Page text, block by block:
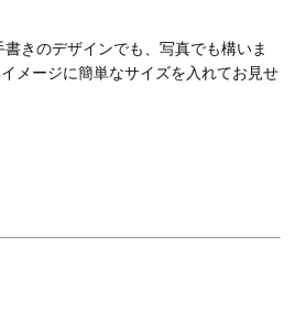
きのデザインでも、写真でも構いま
メージに簡単なサイズを入れてお見せ